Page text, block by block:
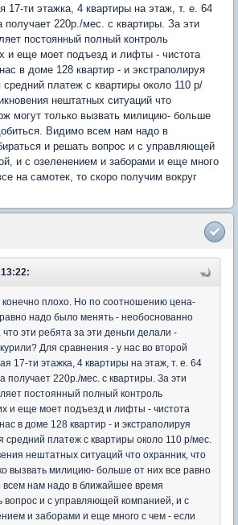
17-ти этажка, 4 квартиры на этаж, т. е. 64
получает 220р./мес. с квартиры. За эти
постоянный полный контроль
и еще моет подъезд и лифты - чистота
в доме 128 квартир - и экстраполируя
платеж с квартиры около 110 р/
нештатных ситуаций что
могут только вызвать милицию- больше
Видимо всем нам надо в
и решать вопрос и с управляющей
и с озеленением и заборами и еще много
на самотек, то скоро получим вокруг
конечно плохо. Но по соотношению цена-
равно надо было менять - необоснованно
эти ребята за эти деньги делали -
Для сравнения - у нас во второй
17-ти этажка, 4 квартиры на этаж, т. е. 64
получает 220р./мес. с квартиры. За эти
постоянный полный контроль
и еще моет подъезд и лифты - чистота
в доме 128 квартир - и экстраполируя
средний платеж с квартиры около 110 р/мес.
нештатных ситуаций что охранник, что
вызвать милицию- больше от них все равно
всем нам надо в ближайшее время
вопрос и с управляющей компанией, и с
и заборами и еще много с чем - если